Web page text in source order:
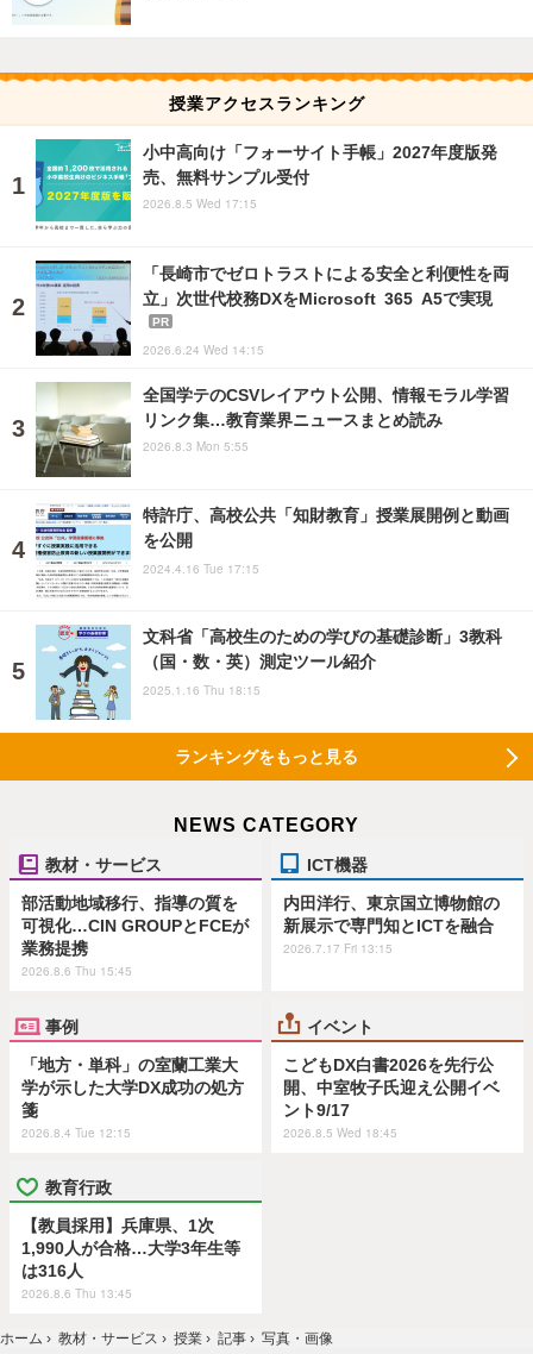
授業アクセスランキング
小中高向け「フォーサイト手帳」2027年度版発
売、無料サンプル受付
2026.8.5 Wed 17:15
「長崎市でゼロトラストによる安全と利便性を両
立」次世代校務DXをMicrosoft 365 A5で実現
PR
2026.6.24 Wed 14:15
全国学テのCSVレイアウト公開、情報モラル学習
リンク集…教育業界ニュースまとめ読み
2026.8.3 Mon 5:55
特許庁、高校公共「知財教育」授業展開例と動画
を公開
2024.4.16 Tue 17:15
文科省「高校生のための学びの基礎診断」3教科
（国・数・英）測定ツール紹介
2025.1.16 Thu 18:15
ランキングをもっと見る
NEWS CATEGORY
教材・サービス
部活動地域移行、指導の質を
可視化…CIN GROUPとFCEが
業務提携
2026.8.6 Thu 15:45
ICT機器
内田洋行、東京国立博物館の
新展示で専門知とICTを融合
2026.7.17 Fri 13:15
事例
「地方・単科」の室蘭工業大
学が示した大学DX成功の処方
箋
2026.8.4 Tue 12:15
イベント
こどもDX白書2026を先行公
開、中室牧子氏迎え公開イベ
ント9/17
2026.8.5 Wed 18:45
教育行政
【教員採用】兵庫県、1次
1,990人が合格…大学3年生等
は316人
2026.8.6 Thu 13:45
ホーム › 教材・サービス › 授業 › 記事 › 写真・画像